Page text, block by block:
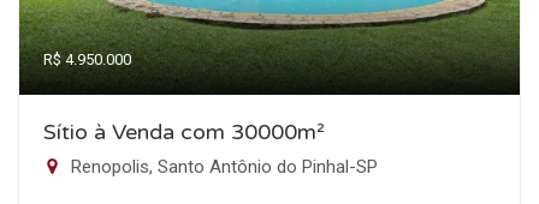
R$ 4.950.000
Sítio à Venda com 30000m²
Renopolis, Santo Antônio do Pinhal-SP